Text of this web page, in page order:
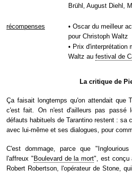
Brühl, August Diehl,
récompenses
• Oscar du meilleur
pour Christoph Waltz
• Prix d'interprétation
Waltz au festival de
La critique de
Ça faisait longtemps qu'on attendait que
c'est fait. On n'est d'ailleurs pas passé
défauts habituels de Tarantino restent : sa
avec lui-même et ses dialogues, pour
C'est dommage, parce que
l'affreux " Boulevard de la mort", est conçu
Robert Robertson, l'opérateur de Stone,